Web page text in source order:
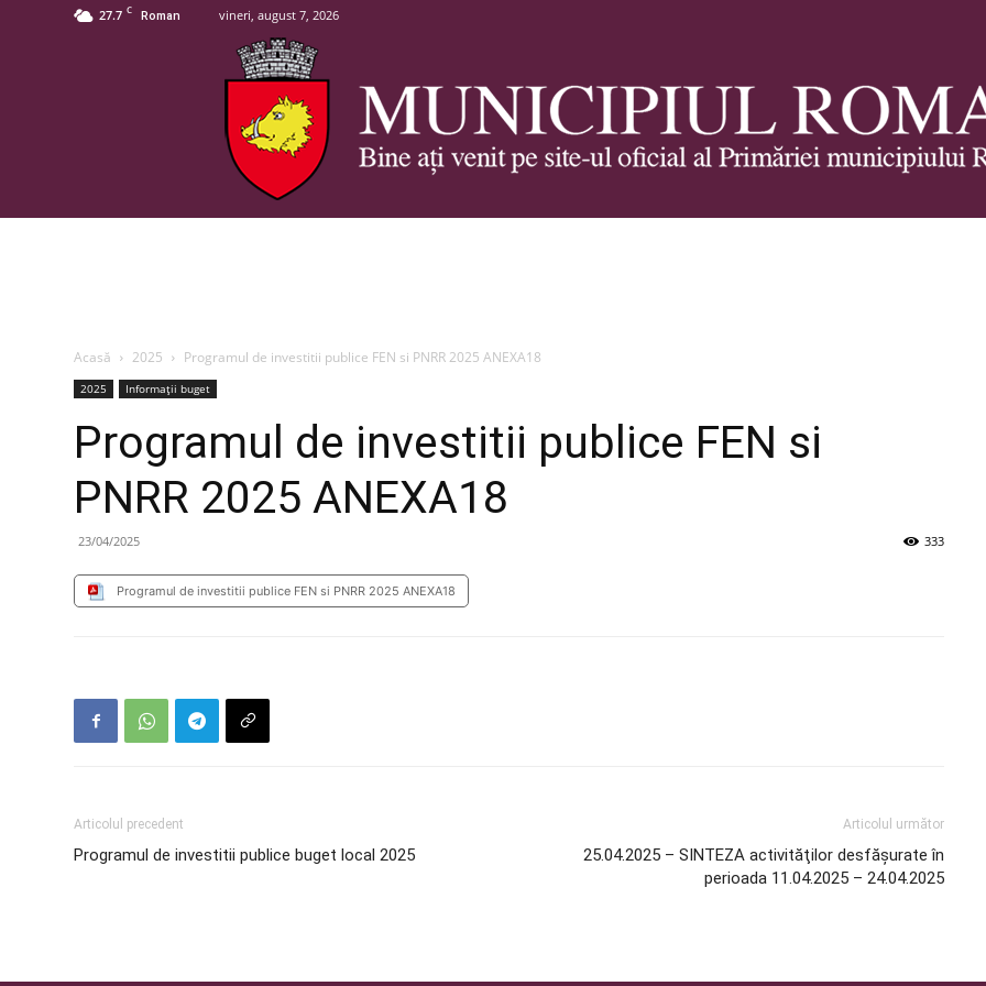
27.7 C Roman vineri, august 7, 2026
Roman
Acasă 2025 Programul de investitii publice FEN si PNRR 2025 ANEXA18
2025 Informații buget
Programul de investitii publice FEN si
PNRR 2025 ANEXA18
23/04/2025 333
Programul de investitii publice FEN si PNRR 2025 ANEXA18
Articolul precedent
Programul de investitii publice buget local 2025
Articolul următor
25.04.2025 – SINTEZA activităţilor desfăşurate în
perioada 11.04.2025 – 24.04.2025